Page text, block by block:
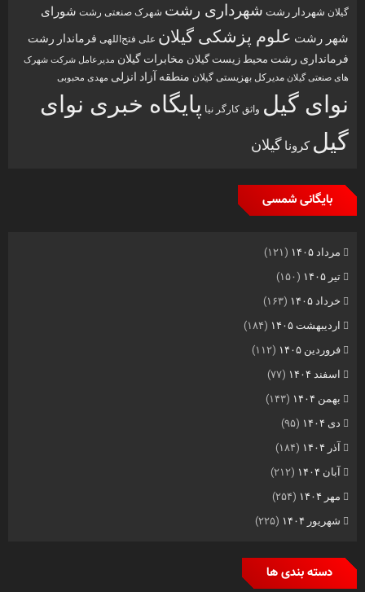
گیلان شهردار رشت شهرداری رشت شهرک صنعتی رشت شورای
شهر رشت علوم پزشکی گیلان علی فتح‌اللهی فرماندار رشت
فرمانداری رشت محیط زیست گیلان مخابرات گیلان مدیرعامل شرکت شهرک
های صنعتی گیلان مدیرکل بهزیستی گیلان منطقه آزاد انزلی مهدی محبوبی
نوای گیل واثق کارگر نیا پایگاه خبری نوای
گیل کرونا گیلان
بایگانی شمسی
مرداد ۱۴۰۵
(۱۲۱)
تیر ۱۴۰۵
(۱۵۰)
خرداد ۱۴۰۵
(۱۶۳)
اردیبهشت ۱۴۰۵
(۱۸۴)
فروردین ۱۴۰۵
(۱۱۲)
اسفند ۱۴۰۴
(۷۷)
بهمن ۱۴۰۴
(۱۴۳)
دی ۱۴۰۴
(۹۵)
آذر ۱۴۰۴
(۱۸۴)
آبان ۱۴۰۴
(۲۱۲)
مهر ۱۴۰۴
(۲۵۴)
شهریور ۱۴۰۴
(۲۲۵)
دسته بندی ها